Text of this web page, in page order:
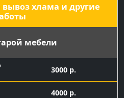
хлама и другие
мебели
3000 р.
4000 р.